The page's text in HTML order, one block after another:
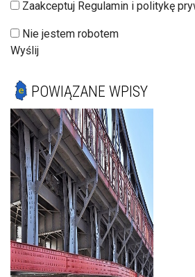
Zaakceptuj Regulamin i politykę
Nie jestem robotem
Wyślij
POWIĄZANE WPISY